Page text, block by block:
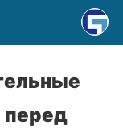
перед